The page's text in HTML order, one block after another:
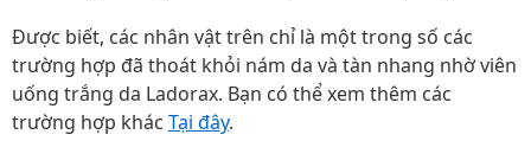
Được biết, các nhân vật trên chỉ là một trong số các
trường hợp đã thoát khỏi nám da và tàn nhang nhờ viên
uống trắng da Ladorax. Bạn có thể xem thêm các
trường hợp khác Tại đây.